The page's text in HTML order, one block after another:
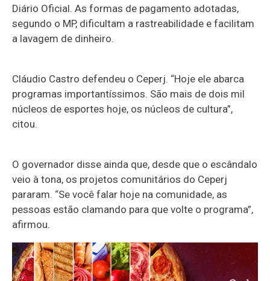
Diário Oficial. As formas de pagamento adotadas,
segundo o MP, dificultam a rastreabilidade e facilitam
a lavagem de dinheiro.
Cláudio Castro defendeu o Ceperj. “Hoje ele abarca
programas importantíssimos. São mais de dois mil
núcleos de esportes hoje, os núcleos de cultura”,
citou.
O governador disse ainda que, desde que o escândalo
veio à tona, os projetos comunitários do Ceperj
pararam. “Se você falar hoje na comunidade, as
pessoas estão clamando para que volte o programa”,
afirmou.